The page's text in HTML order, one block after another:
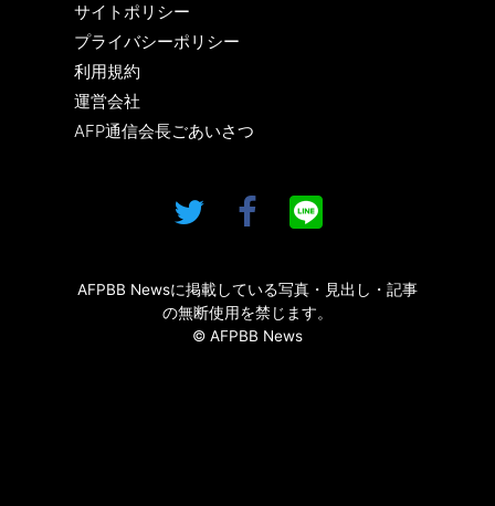
サイトポリシー
プライバシーポリシー
利用規約
運営会社
AFP通信会長ごあいさつ
AFPBB Newsに掲載している写真・見出し・記事
の無断使用を禁じます。
© AFPBB News